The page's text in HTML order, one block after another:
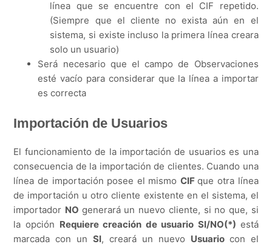
línea que se encuentre con el CIF repetido.
(Siempre que el cliente no exista aún en el
sistema, si existe incluso la primera línea creara
solo un usuario)
Será necesario que el campo de Observaciones
esté vacío para considerar que la línea a importar
es correcta
Importación de Usuarios
El funcionamiento de la importación de usuarios es una
consecuencia de la importación de clientes. Cuando una
línea de importación posee el mismo CIFque otra línea
de importación u otro cliente existente en el sistema, el
importador NO generará un nuevo cliente, si no que, si
la opción Requiere creación de usuario SI/NO(*) está
marcada con unSI, creará un nuevo Usuario con el